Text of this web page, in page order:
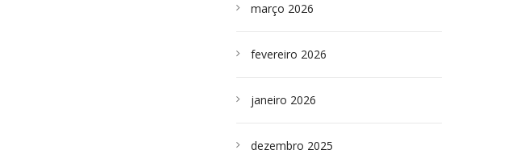
março 2026
fevereiro 2026
janeiro 2026
dezembro 2025